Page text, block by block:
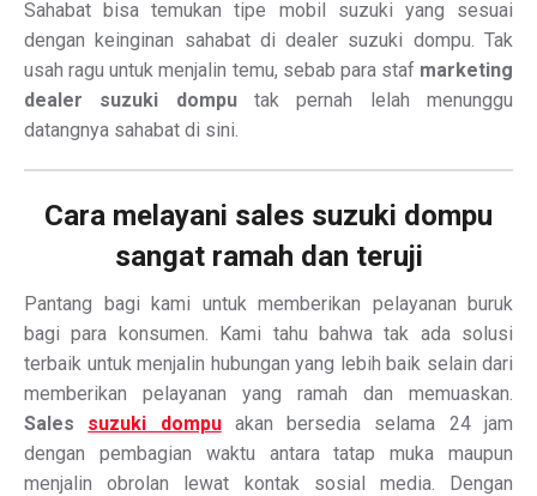
Sahabat bisa temukan tipe mobil suzuki yang sesuai
dengan keinginan sahabat di dealer suzuki dompu. Tak
usah ragu untuk menjalin temu, sebab para staf marketing
dealer suzuki domputak pernah lelah menunggu
datangnya sahabat di sini.
Cara melayani sales suzuki dompu
sangat ramah dan teruji
Pantang bagi kami untuk memberikan pelayanan buruk
bagi para konsumen. Kami tahu bahwa tak ada solusi
terbaik untuk menjalin hubungan yang lebih baik selain dari
memberikan pelayanan yang ramah dan memuaskan.
Sales suzuki dompuakan bersedia selama 24 jam
dengan pembagian waktu antara tatap muka maupun
menjalin obrolan lewat kontak sosial media. Dengan